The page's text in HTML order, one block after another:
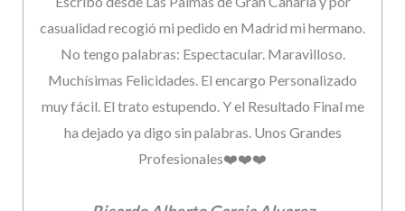
casualidad recogió mi pedido en Madrid mi hermano.
No tengo palabras: Espectacular. Maravilloso.
Muchísimas Felicidades. El encargo Personalizado
muy fácil. El trato estupendo. Y el Resultado Final me
ha dejado ya digo sin palabras. Unos Grandes
Profesionales❤️❤️❤️